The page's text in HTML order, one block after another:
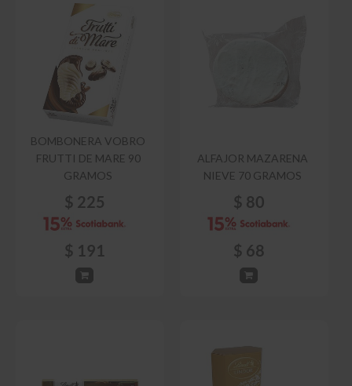
BOMBONERA VOBRO
FRUTTI DE MARE 90
GRAMOS
$ 225
$ 191
ALFAJOR MAZARENA
NIEVE 70 GRAMOS
$ 80
$ 68